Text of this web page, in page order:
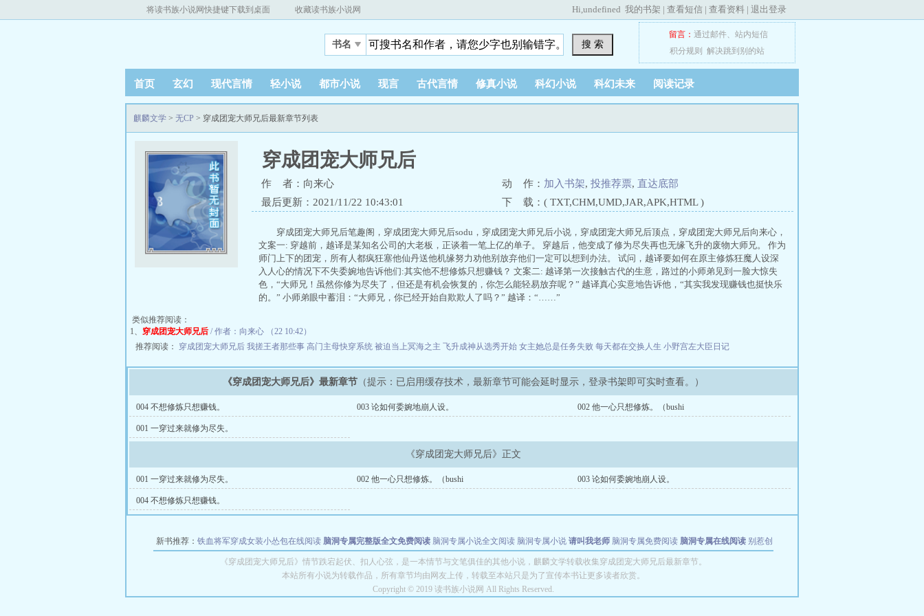
将读书族小说网快捷键下载到桌面 收藏读书族小说网 Hi,undefined 我的书架 | 查看短信 | 查看资料 | 退出登录
书名 搜 索
留言： 通过邮件、 站内短信
积分规则
解决跳到别的站
首页 玄幻 现代言情 轻小说 都市小说 现言 古代言情 修真小说 科幻小说 科幻未来 阅读记录
麒麟文学 > 无CP > 穿成团宠大师兄后最新章节列表
穿成团宠大师兄后
作 者：向来心 动 作： 加入书架, 投推荐票, 直达底部
最后更新：2021/11/22 10:43:01
下 载：( TXT,CHM,UMD,JAR,APK,HTML )
穿成团宠大师兄后笔趣阁，穿成团宠大师兄后sodu，穿成团宠大师兄后小说，穿成团宠大师兄后顶点，穿成团宠大师兄后向来心，
文案一: 穿越前，越译是某知名公司的大老板，正谈着一笔上亿的单子。 穿越后，他变成了修为尽失再也无缘飞升的废物大师兄。 作为
师门上下的团宠，所有人都疯狂塞他仙丹送他机缘努力劝他别放弃他们一定可以想到办法。 试问，越译要如何在原主修炼狂魔人设深
入人心的情况下不失委婉地告诉他们:其实他不想修炼只想赚钱？ 文案二: 越译第一次接触古代的生意，路过的小师弟见到一脸大惊失
色，“大师兄！虽然你修为尽失了，但还是有机会恢复的，你怎么能轻易放弃呢？” 越译真心实意地告诉他，“其实我发现赚钱也挺快乐
的。” 小师弟眼中蓄泪：“大师兄，你已经开始自欺欺人了吗？” 越译：“……”
类似推荐阅读：
1、 穿成团宠大师兄后 / 作者：向来心 （22 10:42）
推荐阅读： 穿成团宠大师兄后 我搓王者那些事 高门主母快穿系统 被迫当上冥海之主 飞升成神从选秀开始 女主她总是任务失败 每天都在交换人生 小野宫左大臣日记
《穿成团宠大师兄后》最新章节 （提示：已启用缓存技术，最新章节可能会延时显示，登录书架即可实时查看。）
004 不想修炼只想赚钱。 003 论如何委婉地崩人设。 002 他一心只想修炼。（bushi
001 一穿过来就修为尽失。
《穿成团宠大师兄后》正文
001 一穿过来就修为尽失。 002 他一心只想修炼。（bushi 003 论如何委婉地崩人设。
004 不想修炼只想赚钱。
新书推荐： 铁血将军穿成女装小怂包在线阅读 脑洞专属完整版全文免费阅读 脑洞专属小说全文阅读 脑洞专属小说 请叫我老师 脑洞专属免费阅读 脑洞专属在线阅读 别惹创
世者
穿书第一天就结婚小说全文阅读
《穿成团宠大师兄后》情节跌宕起伏、扣人心弦，是一本情节与文笔俱佳的其他小说，麒麟文学转载收集穿成团宠大师兄后最新章节。
本站所有小说为转载作品，所有章节均由网友上传，转载至本站只是为了宣传本书让更多读者欣赏。
Copyright © 2019 读书族小说网 All Rights Reserved.